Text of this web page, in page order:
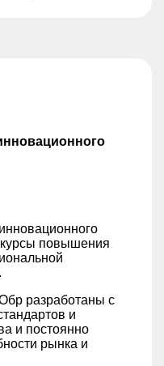
повышения
разработаны с
и
и постоянно
рынка и